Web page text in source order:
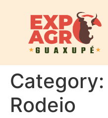
Category:
Rodeio